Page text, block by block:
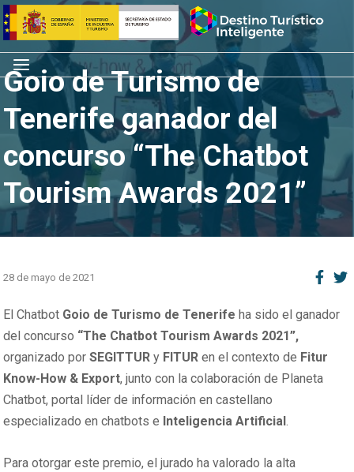
Saltar
al
contenido
Inicio
Menú
Goio de Turismo de
Tenerife ganador del
concurso “The Chatbot
Tourism Awards 2021”
28 de mayo de 2021
El Chatbot Goio de Turismo de Tenerife ha sido el ganador
del concurso “The Chatbot Tourism Awards 2021”,
organizado porSEGITTUR y FITUR en el contexto de Fitur
Know-How & Export, junto con la colaboración de Planeta
Chatbot, portal líder de información en castellano
especializado en chatbots e Inteligencia Artificial.
Para otorgar este premio, el jurado ha valorado la alta